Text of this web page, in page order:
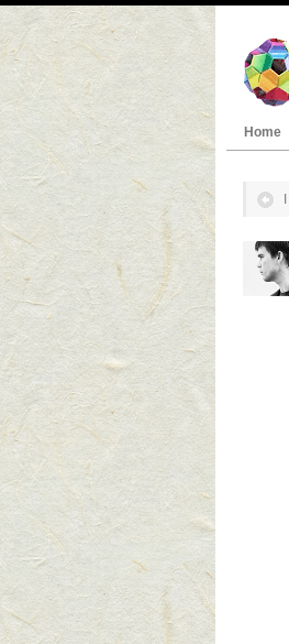
Home